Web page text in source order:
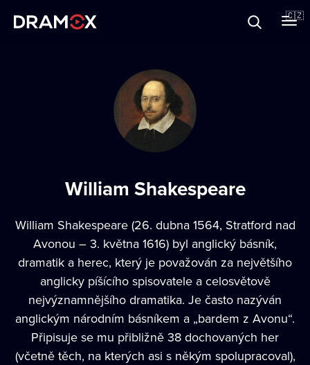
🇨🇿
William Shakespeare
William Shakespeare (26. dubna 1564, Stratford nad
Avonou – 3. května 1616) byl anglický básník,
dramatik a herec, který je považován za největšího
anglicky píšícího spisovatele a celosvětově
nejvýznamnějšího dramatika. Je často nazýván
anglickým národním básníkem a „bardem z Avonu“.
Připisuje se mu přibližně 38 dochovaných her
(včetně těch, na kterých asi s někým spolupracoval),